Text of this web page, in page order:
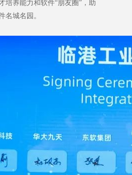
培养能力和软件“朋友圈”，助
名城名园。